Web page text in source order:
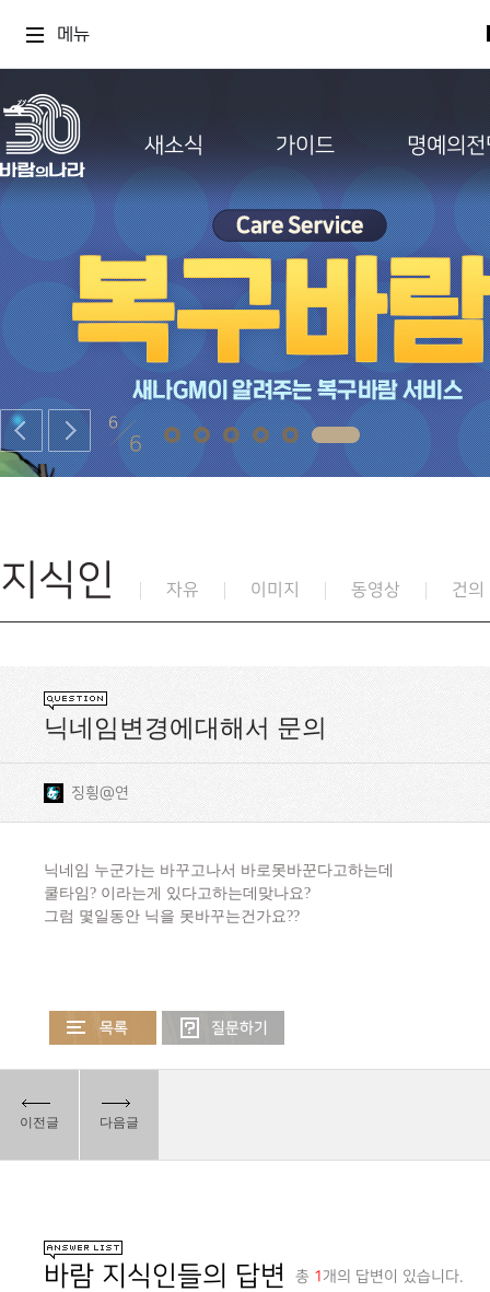
메뉴
새소식 가이드 명예의전
6
6
지식인 자유 이미지 동영상 건의
닉네임변경에대해서 문의
징힁@연
닉네임 누군가는 바꾸고나서 바로못바꾼다고하는데
쿨타임? 이라는게 있다고하는데맞나요?
그럼 몇일동안 닉을 못바꾸는건가요??
이전글 다음글
바람 지식인들의 답변 총 1 개의 답변이 있습니다.